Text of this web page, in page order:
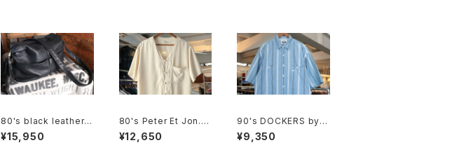
80's black leather b
ox shoulder Bag w/
tassel accent
¥15,950
80's Peter Et Jon. i
vory chinese-butto
n silk Shirt
¥12,650
90's DOCKERS by L
evi's multi-stripe c
hambray Shirt
¥9,350